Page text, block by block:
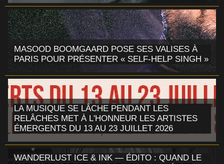
MASOOD BOOMGAARD POSE SES VALISES À
PARIS POUR PRÉSENTER « SELF-HELP SINGH »
LA MUSIQUE SE LÂCHE PENDANT LES
RELÂCHES MET À L'HONNEUR LES ARTISTES
ÉMERGENTS DU 13 AU 23 JUILLET 2026
WANDERLUST ICE & INK — ÉDITO : QUAND LE